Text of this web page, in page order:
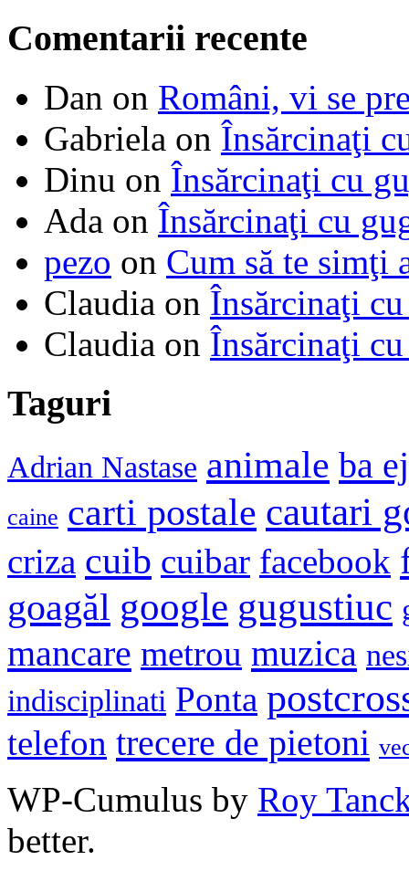
Comentarii recente
Dan on Români, vi se
Gabriela on Însărcinaţi
Dinu on Însărcinaţi cu
Ada on Însărcinaţi cu
pezo on Cum să te simţi
Claudia on Însărcinaţi
Claudia on Însărcinaţi
Taguri
Adrian Nastase animale ba
caine carti postale cautari
criza cuib cuibar facebook
goagăl google gugustiuc
mancare metrou muzica
indisciplinati Ponta
telefon trecere de pietoni
WP-Cumulus by Roy
better.